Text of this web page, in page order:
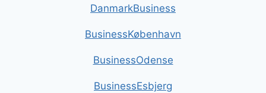
DanmarkBusiness
BusinessKøbenhavn
BusinessOdense
BusinessEsbjerg